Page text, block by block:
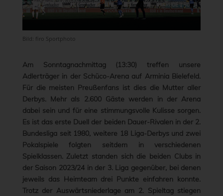
Bild: firo Sportphoto
Am Sonntagnachmittag (13:30) treffen unsere
Adlerträger in der Schüco-Arena auf Arminia Bielefeld.
Für die meisten Preußenfans ist dies die Mutter aller
Derbys. Mehr als 2.600 Gäste werden in der Arena
dabei sein und für eine stimmungsvolle Kulisse sorgen.
Es ist das erste Duell der beiden Dauer-Rivalen in der 2.
Bundesliga seit 1980, weitere 18 Liga-Derbys und zwei
Pokalspiele folgten seitdem in verschiedenen
Spielklassen. Zuletzt standen sich die beiden Clubs in
der Saison 2023/24 in der 3. Liga gegenüber, bei denen
jeweils das Heimteam drei Punkte einfahren konnte.
Trotz der Auswärtsniederlage am 2. Spieltag stiegen